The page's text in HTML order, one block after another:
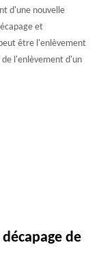
d'une nouvelle
et
être l'enlèvement
l'enlèvement d'un
de